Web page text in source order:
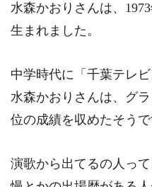
水森かおりさんは、
生まれました。
中学時代に「千葉テレ
水森かおりさんは、 グ
位の成績を収めたそうで
演歌から出てるの人っ